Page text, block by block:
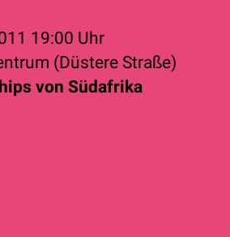
19:00 Uhr
(Düstere Straße)
von Südafrika